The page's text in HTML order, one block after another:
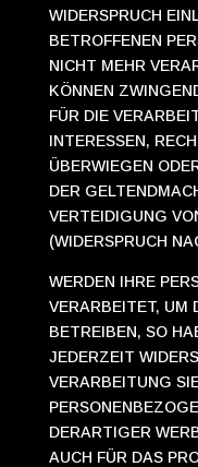
WIDERSPRUCH
BETROFFENEN
NICHT MEHR
KÖNNEN
FÜR DIE
INTERESSEN,
ÜBERWIEGEN
DER
VERTEIDIGUNG
(WIDERSPRUCH
WERDEN IHRE
VERARBEITET, UM
BETREIBEN, SO
JEDERZEIT
VERARBEITUNG
DERARTIGER
AUCH FÜR DAS